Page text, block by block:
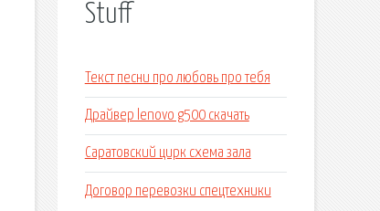
Stuff
Текст песни про любовь про тебя
Драйвер lenovo g500 скачать
Саратовский цирк схема зала
Договор перевозки спецтехники